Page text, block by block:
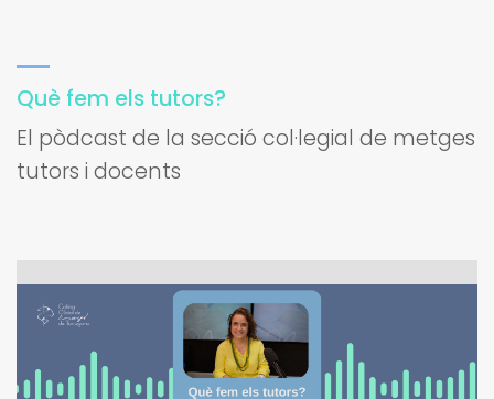
Què fem els tutors?
El pòdcast de la secció col·legial de metges
tutors i docents